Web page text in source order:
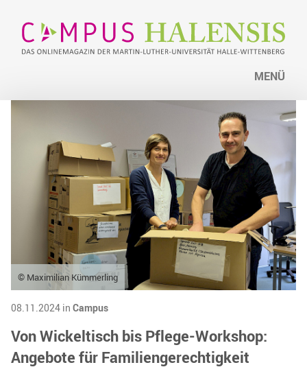
MENÜ
© Maximilian Kümmerling
08.11.2024 in Campus
Von Wickeltisch bis Pflege-Workshop:
Angebote für Familiengerechtigkeit